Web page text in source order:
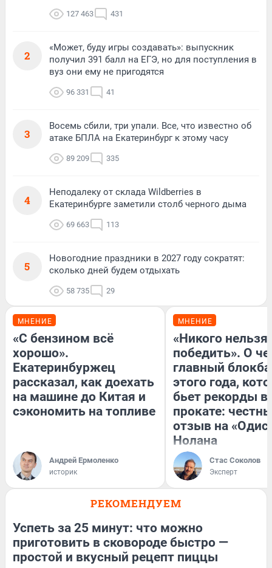
127 463 431
2
«Может, буду игры создавать»: выпускник
получил 391 балл на ЕГЭ, но для поступления в
вуз они ему не пригодятся
96 331 41
3
Восемь сбили, три упали. Все, что известно об
атаке БПЛА на Екатеринбург к этому часу
89 209 335
4
Неподалеку от склада Wildberries в
Екатеринбурге заметили столб черного дыма
69 663 113
5
Новогодние праздники в 2027 году сократят:
сколько дней будем отдыхать
58 735 29
МНЕНИЕ
«С бензином всё
хорошо».
Екатеринбуржец
рассказал, как доехать
на машине до Китая и
сэкономить на топливе
Андрей Ермоленко
историк
МНЕНИЕ
«Никого нельзя
победить». О
главный
этого года,
бьет рекорды в
прокате:
отзыв на
Нолана
Стас Соколов
Эксперт
РЕКОМЕНДУЕМ
Успеть за 25 минут: что можно
приготовить в сковороде быстро —
простой и вкусный рецепт пиццы